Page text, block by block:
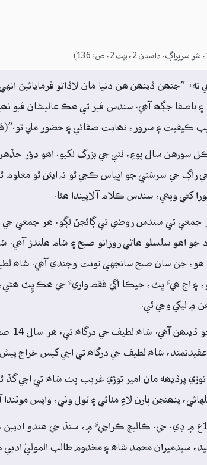
ته: ”جنھن ڏينھن ھن دنيا مان لاڏاڻو
جڳھ آھي. سندس قبر تي ھڪ عاليشان قبو
۽ سرور، نھايت صفائي ۽ حضور ملي ٿو.“(قانع، 1989ع، ص:
سورهن سال پوءِ، ٺٽي جي بزرگ لکيو. اھو دؤر
راڳ جي سرشتي جو اڀياس ڪجي ٿو تہ ايئن ٿو
کڻي ويھي، سندس ڪلام آلاپيندا ھئا.
تي سندس روضي تي ڳائجڻ لڳو. ھر جمعي جي
اھو سلسلو ھاڻي روزانو صبح ۽ شام ھلندڙ آھي.
جن سان صبح سانجهي نوبت وڄندي آھي. شاھ لطيف
۽ اڄ ھيءَ ڀٽ، جيڪا اڳي فقط واريءَ جي ھڪ ڀِٽ
۾ ليکي وڃي ٿي.
شاھ لطيف جي درگاھ تي اچي کيس خراج
پرڏيھه مان امير توڙي غريب ڀٽ شاھ تي اچي گڏ
پنھنجن ٻارن لاءِ مٺائي ۽ ٽول وٺي، واپس موٽندا
عرس جي موقعي تي پھرين ادبي ڪانفرنس 1923ع ۾ ڊي. جي. ڪاليج ڪراچيءَ
سيدميران محمد شاھ ۽ مخدوم طالب الموليٰ ادبي